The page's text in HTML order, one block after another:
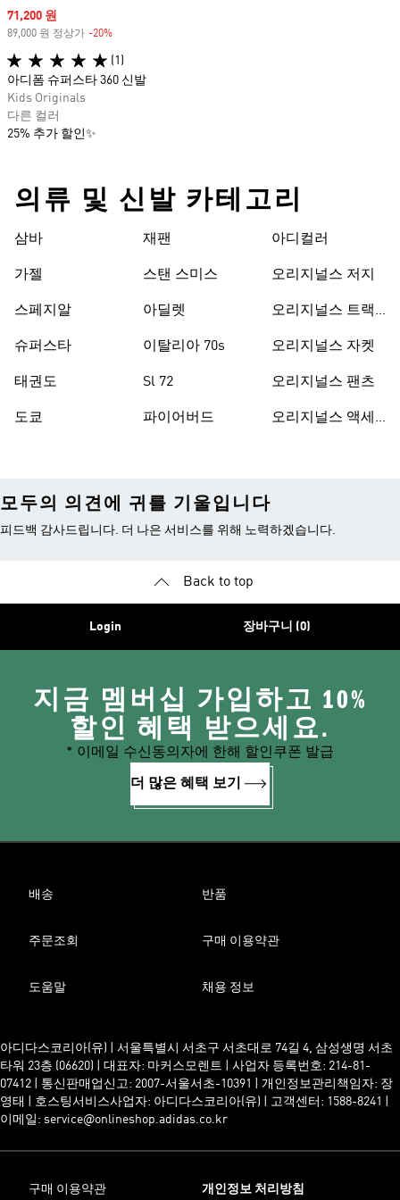
Sale price
71,200 원
89,000 원 정상가 -20%
(1)
아디폼 슈퍼스타 360 신발
Kids Originals
다른 컬러
25% 추가 할인✨
의류 및 신발 카테고리
삼바
가젤
스페지알
슈퍼스타
태권도
도쿄
재팬
스탠 스미스
아딜렛
이탈리아 70s
Sl 72
파이어버드
아디컬러
오리지널스 저지
오리지널스 트랙
오리지널스 자켓
오리지널스 팬츠
오리지널스 액세
모두의 의견에 귀를 기울입니다
피드백 감사드립니다. 더 나은 서비스를 위해 노력하겠습니다.
Back to top
Login 장바구니 (0)
지금 멤버십 가입하고 10%
할인 혜택 받으세요.
* 이메일 수신동의자에 한해 할인쿠폰 발급
더 많은 혜택 보기
배송 반품
주문조회 구매 이용약관
도움말 채용 정보
아디다스코리아(유) | 서울특별시 서초구 서초대로 74길 4, 삼성생명 서초
타워 23층 (06620) | 대표자: 마커스모렌트 | 사업자 등록번호: 214-81-
07412 | 통신판매업신고: 2007-서울서초-10391 | 개인정보관리책임자: 장
영태 | 호스팅서비스사업자: 아디다스코리아(유) | 고객센터: 1588-8241 |
이메일: service@onlineshop.adidas.co.kr
구매 이용약관 개인정보 처리방침